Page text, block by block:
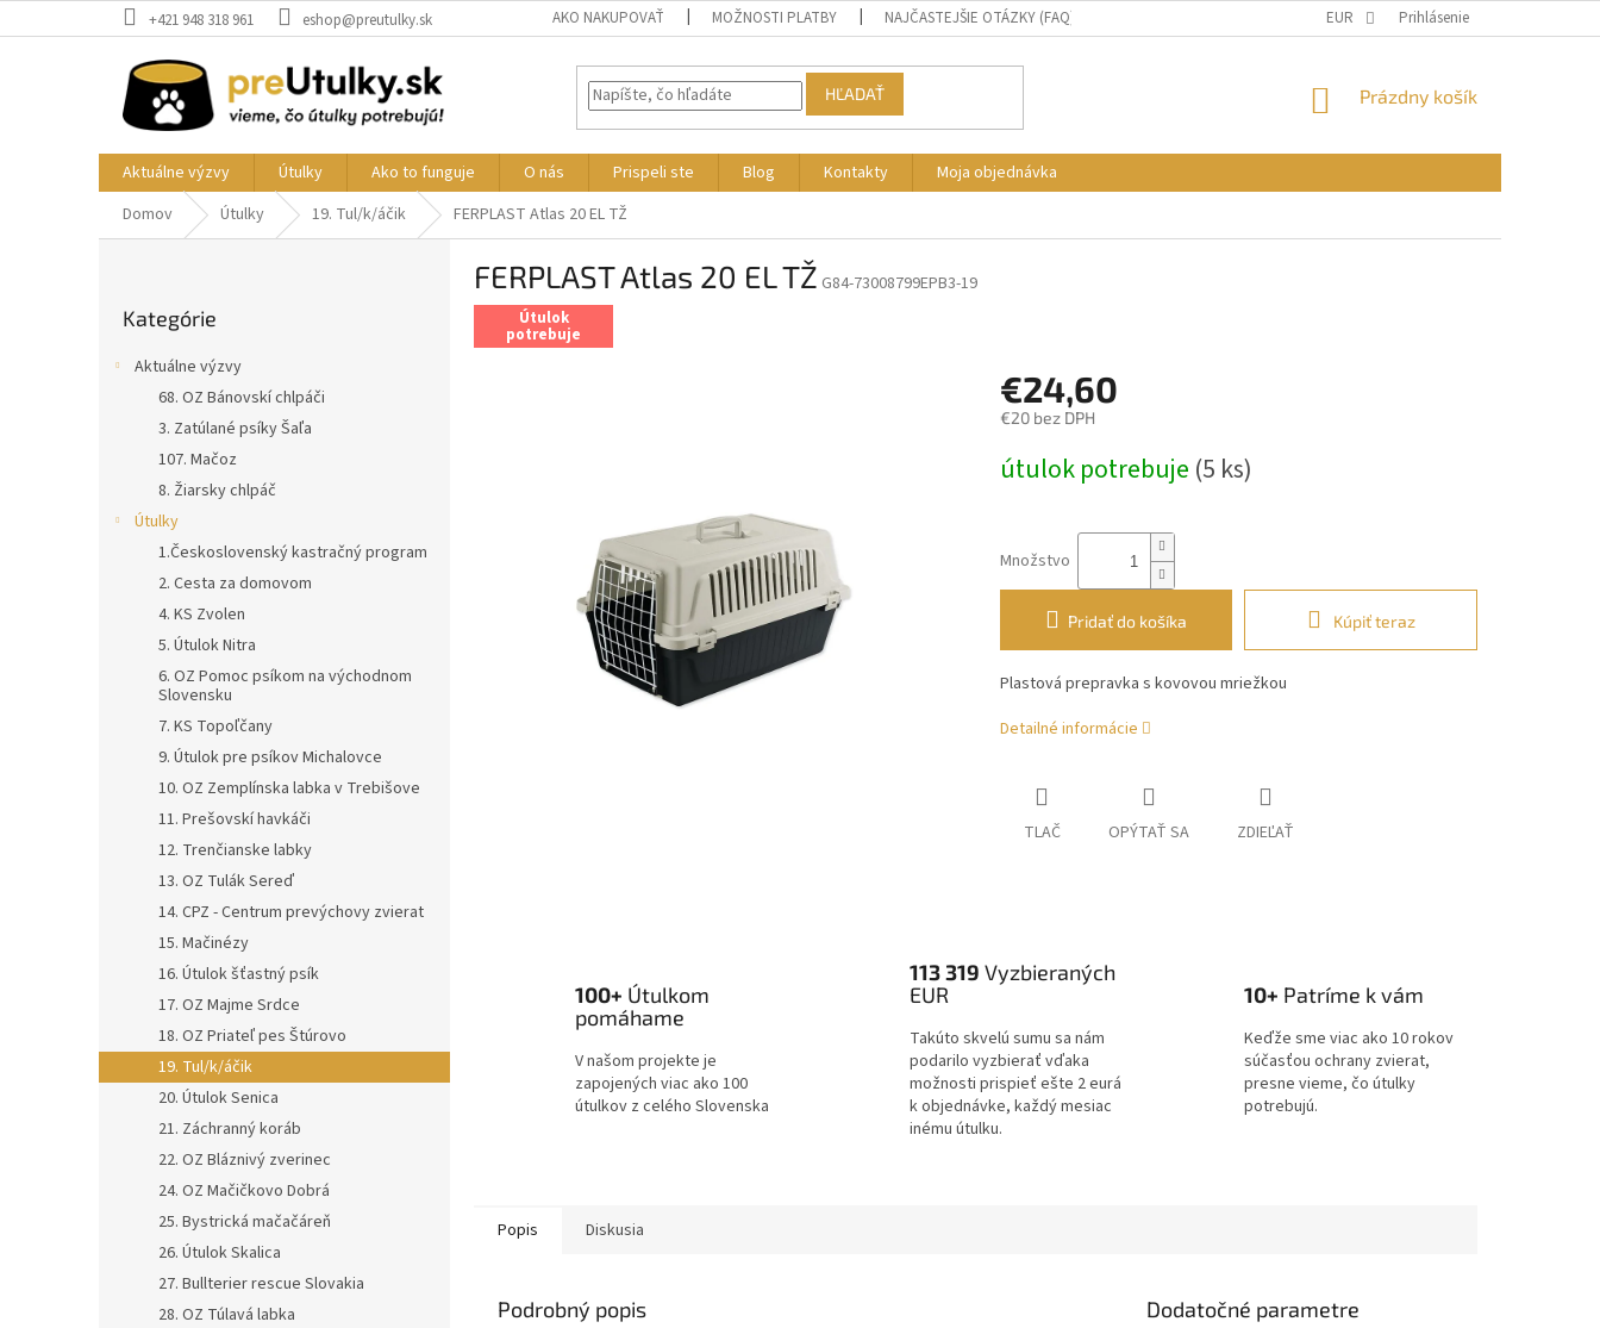
na
+421 948 318 961 eshop@preutulky.sk AKO NAKUPOVAŤ MOŽNOSTI PLATBY NAJČASTEJŠIE OTÁZKY (FAQ) PODMIENKY OCHRANY OSOBNÝCH
EUR Prihlásenie
HĽADAŤ
NÁKUPNÝ
Prázdny košík
Aktuálne výzvy Útulky Ako to funguje O nás Prispeli ste Blog Kontakty
Moja objednávka
Domov
Útulky 19. Tul/k/áčik FERPLAST Atlas 20 EL TŽ
kategórie
Kategórie
Aktuálne výzvy
68. OZ Bánovskí chlpáči
3. Zatúlané psíky Šaľa
107. Mačoz
8. Žiarsky chlpáč
Útulky
1.Československý kastračný program
2. Cesta za domovom
4. KS Zvolen
5. Útulok Nitra
6. OZ Pomoc psíkom na východnom
Slovensku
7. KS Topoľčany
9. Útulok pre psíkov Michalovce
10. OZ Zemplínska labka v Trebišove
11. Prešovskí havkáči
12. Trenčianske labky
13. OZ Tulák Sereď
14. CPZ - Centrum prevýchovy zvierat
15. Mačinézy
16. Útulok šťastný psík
17. OZ Majme Srdce
18. OZ Priateľ pes Štúrovo
19. Tul/k/áčik
20. Útulok Senica
21. Záchranný koráb
22. OZ Bláznivý zverinec
24. OZ Mačičkovo Dobrá
25. Bystrická mačačáreň
26. Útulok Skalica
27. Bullterier rescue Slovakia
28. OZ Túlavá labka
FERPLAST Atlas 20 EL TŽ G84-73008799EPB3-19
Útulok
potrebuje
€24,60
€20 bez DPH
cena:
útulok potrebuje (5 ks)
Množstvo
Pridať do košíka Kúpiť teraz
Plastová prepravka s kovovou mriežkou
Detailné informácie
TLAČ OPÝTAŤ SA ZDIEĽAŤ
100+ Útulkom
pomáhame
V našom projekte je
zapojených viac ako 100
útulkov z celého Slovenska
113 319 Vyzbieraných
EUR
Takúto skvelú sumu sa nám
podarilo vyzbierať vďaka
možnosti prispieť ešte 2 eurá
k objednávke, každý mesiac
inému útulku.
10+ Patríme k vám
Keďže sme viac ako 10 rokov
súčasťou ochrany zvierat,
presne vieme, čo útulky
potrebujú.
Popis Diskusia
Podrobný popis Dodatočné parametre